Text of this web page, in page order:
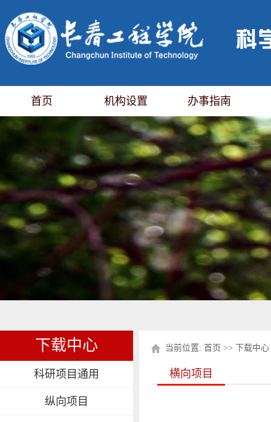
首页 机构设置 办事指南
下载中心
科研项目通用
纵向项目
当前位置: 首页 >> 下载中心
横向项目